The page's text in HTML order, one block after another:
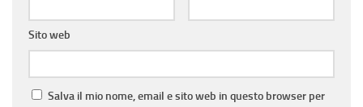
Sito web
Salva il mio nome, email e sito web in questo browser per